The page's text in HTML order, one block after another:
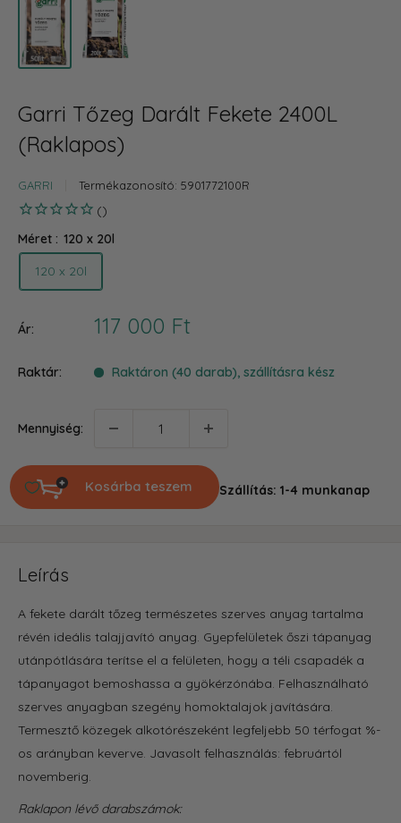
Garri Tőzeg Darált Fekete 2400L
(Raklapos)
GARRI Termékazonosító: 5901772100R
Méret : 120 x 20l
120 x 20l
Ár:
Akciós
117 000 Ft
Raktár: Raktáron (40 darab), szállításra kész
Mennyiség:
Kosárba teszem Szállítás: 1-4 munkanap
Leírás
A fekete darált tőzeg természetes szerves anyag tartalma
révén ideális talajjavító anyag. Gyepfelületek őszi tápanyag
utánpótlására terítse el a felületen, hogy a téli csapadék a
tápanyagot bemoshassa a gyökérzónába. Felhasználható
szerves anyagban szegény homoktalajok javítására.
Termesztő közegek alkotórészeként legfeljebb 50 térfogat %-
os arányban keverve. Javasolt felhasználás: februártól
novemberig.
Raklapon lévő darabszámok: